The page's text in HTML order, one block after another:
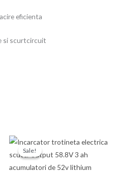
eficienta
si scurtcircuit
Sale!
Sale!
Prețul
inițial
a
210,00 Ron.
Prețul
curent
este: